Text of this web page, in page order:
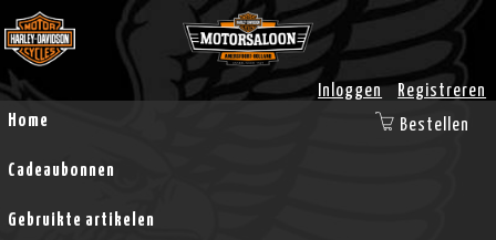
Inloggen
Registreren
Home
Cadeaubonnen
Gebruikte artikelen
Bestellen